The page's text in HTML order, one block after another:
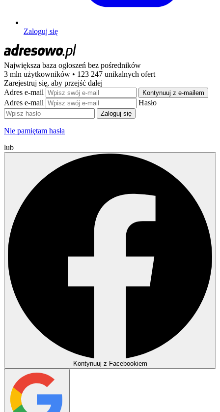
Zaloguj się
Największa baza ogłoszeń bez pośredników
3 mln użytkowników • 123 247 unikalnych ofert
Zarejestruj się, aby przejść dalej
Adres e-mail
Kontynuuj z e-mailem
Adres e-mail Hasło
Zaloguj się
Nie pamiętam hasła
lub
Kontynuuj z Facebookiem